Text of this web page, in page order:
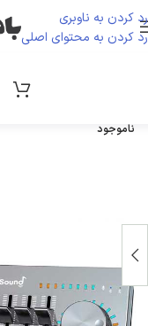
رد کردن به ناوبری
رد کردن به محتوای اصلی
ناموجود